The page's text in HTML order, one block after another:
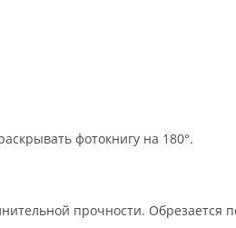
фотокнигу на 180°.
прочности. Обрезается